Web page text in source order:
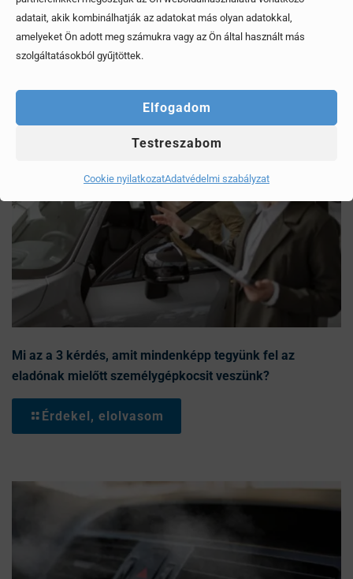
adatait, akik kombinálhatják az adatokat más olyan adatokkal,
amelyeket Ön adott meg számukra vagy az Ön által használt más
szolgáltatásokból gyűjtöttek.
Elfogadom
Testreszabom
Cookie nyilatkozatAdatvédelmi szabályzat
Érdekel, elolvasom
Mi az a 3 kérdés, amit mindenképp tegyünk fel az
eladónak mielőtt személygépkocsit veszünk?
Érdekel, elolvasom